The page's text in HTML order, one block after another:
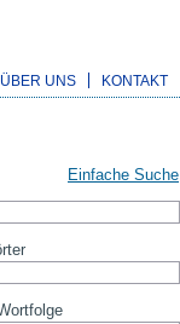
ÜBER UNS KONTAKT
Einfache Suche